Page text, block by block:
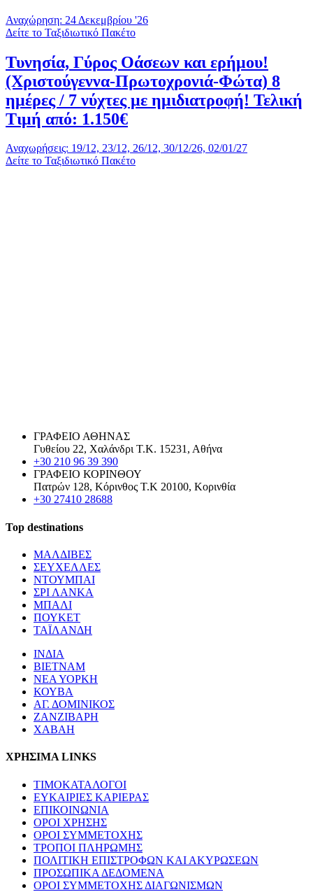
Αναχώρηση: 24 Δεκεμβρίου '26
Δείτε το Ταξιδιωτικό Πακέτο
Τυνησία, Γύρος Οάσεων και ερήμου!
(Χριστούγεννα-Πρωτοχρονιά-Φώτα) 8
ημέρες / 7 νύχτες με ημιδιατροφή! Τελική
Τιμή από: 1.150€
Αναχωρήσεις: 19/12, 23/12, 26/12, 30/12/26, 02/01/27
Δείτε το Ταξιδιωτικό Πακέτο
ΓΡΑΦΕΙΟ ΑΘΗΝΑΣ
Γυθείου 22, Χαλάνδρι Τ.Κ. 15231, Αθήνα
+30 210 96 39 390
ΓΡΑΦΕΙΟ ΚΟΡΙΝΘΟΥ
Πατρών 128, Κόρινθος Τ.Κ 20100, Κορινθία
+30 27410 28688
Top destinations
ΜΑΛΔΙΒΕΣ
ΣΕΥΧΕΛΛΕΣ
ΝΤΟΥΜΠΑΙ
ΣΡΙ ΛΑΝΚΑ
ΜΠΑΛΙ
ΠΟΥΚΕΤ
ΤΑΪΛΑΝΔΗ
ΙΝΔΙΑ
ΒΙΕΤΝΑΜ
ΝΕΑ ΥΟΡΚΗ
ΚΟΥΒΑ
ΑΓ. ΔΟΜΙΝΙΚΟΣ
ΖΑΝΖΙΒΑΡΗ
ΧΑΒΑΗ
ΧΡΗΣΙΜΑ LINKS
ΤΙΜΟΚΑΤΑΛΟΓΟΙ
ΕΥΚΑΙΡΙΕΣ ΚΑΡΙΕΡΑΣ
ΕΠΙΚΟΙΝΩΝΙΑ
ΟΡΟΙ ΧΡΗΣΗΣ
ΟΡΟΙ ΣΥΜΜΕΤΟΧΗΣ
ΤΡΟΠΟΙ ΠΛΗΡΩΜΗΣ
ΠΟΛΙΤΙΚΗ ΕΠΙΣΤΡΟΦΩΝ ΚΑΙ ΑΚΥΡΩΣΕΩΝ
ΠΡΟΣΩΠΙΚΑ ΔΕΔΟΜΕΝΑ
ΟΡΟΙ ΣΥΜΜΕΤΟΧΗΣ ΔΙΑΓΩΝΙΣΜΩΝ